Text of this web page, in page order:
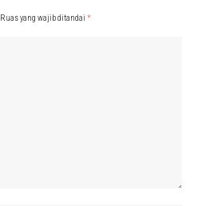
Ruas yang wajib ditandai *